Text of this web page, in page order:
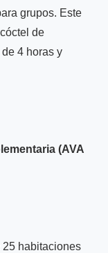
grupos. Este
de
4 horas y
(AVA
25 habitaciones